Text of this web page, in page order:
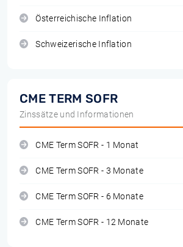
Österreichische Inflation
Schweizerische Inflation
CME TERM SOFR
Zinssätze und Informationen
CME Term SOFR - 1 Monat
CME Term SOFR - 3 Monate
CME Term SOFR - 6 Monate
CME Term SOFR - 12 Monate